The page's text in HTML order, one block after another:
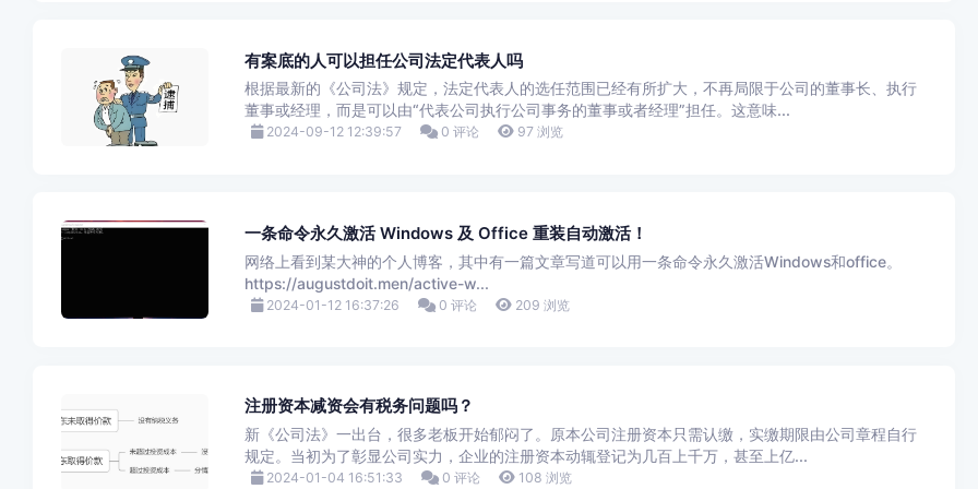
有案底的人可以担任公司法定代表人吗
根据最新的《公司法》规定，法定代表人的选任范围已经有所扩大，不再局限于公司的董事长、执行
董事或经理，而是可以由“代表公司执行公司事务的董事或者经理”担任。这意味...
2024-09-12 12:39:57 0 评论 97 浏览
一条命令永久激活 Windows 及 Office 重装自动激活！
网络上看到某大神的个人博客，其中有一篇文章写道可以用一条命令永久激活Windows和office。
https://augustdoit.men/active-w...
2024-01-12 16:37:26 0 评论 209 浏览
注册资本减资会有税务问题吗？
新《公司法》一出台，很多老板开始郁闷了。原本公司注册资本只需认缴，实缴期限由公司章程自行
规定。当初为了彰显公司实力，企业的注册资本动辄登记为几百上千万，甚至上亿...
2024-01-04 16:51:33 0 评论 108 浏览